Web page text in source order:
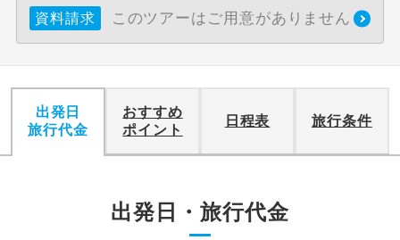
資料請求 このツアーはご用意がありません
出発日
旅行代金
おすすめ
ポイント
日程表 旅行条件
出発日・旅行代金